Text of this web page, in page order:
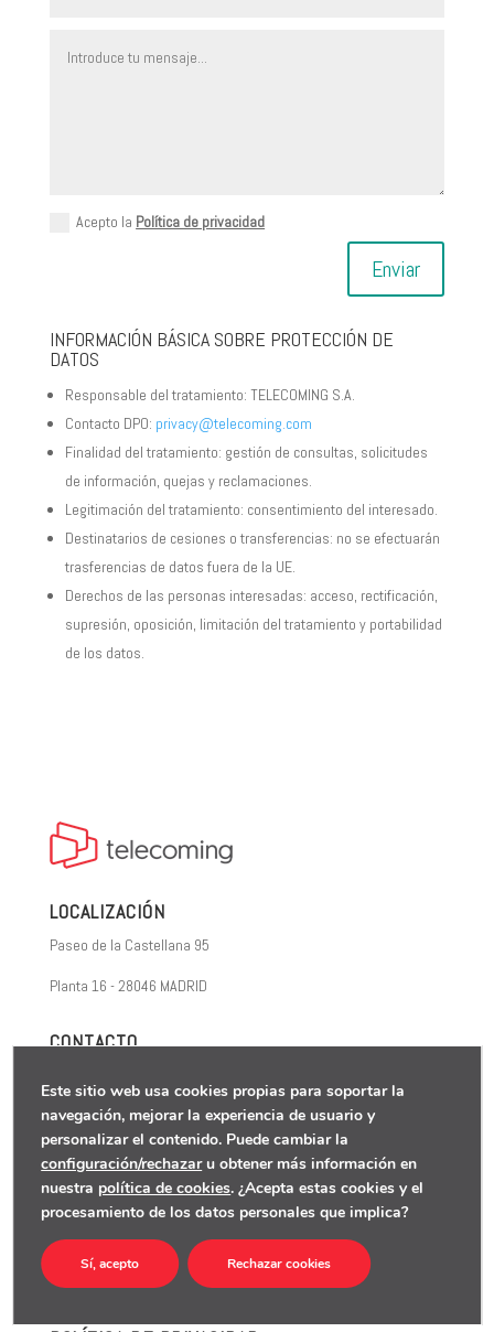
Acepto la Política de privacidad
Enviar
INFORMACIÓN BÁSICA SOBRE PROTECCIÓN DE
DATOS
Responsable del tratamiento: TELECOMING S.A.
Contacto DPO: privacy@telecoming.com
Finalidad del tratamiento: gestión de consultas, solicitudes
de información, quejas y reclamaciones.
Legitimación del tratamiento: consentimiento del interesado.
Destinatarios de cesiones o transferencias: no se efectuarán
trasferencias de datos fuera de la UE.
Derechos de las personas interesadas: acceso, rectificación,
supresión, oposición, limitación del tratamiento y portabilidad
de los datos.
LOCALIZACIÓN
Paseo de la Castellana 95
Planta 16 - 28046 MADRID
CONTACTO
info@telecoming.com
POLÍTICA DE PRIVACIDAD
POLÍTICA DE COOKIES
AVISO LEGAL
Este sitio web usa cookies propias para soportar la
navegación, mejorar la experiencia de usuario y
personalizar el contenido. Puede cambiar la
configuración/rechazaru obtener más información en
nuestra política de cookies. ¿Acepta estas cookies y el
procesamiento de los datos personales que implica?
Sí, acepto Rechazar cookies